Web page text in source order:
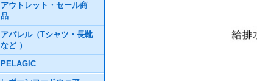
アウトレット・セール商
品
アパレル（Tシャツ・長靴
など ）
PELAGIC